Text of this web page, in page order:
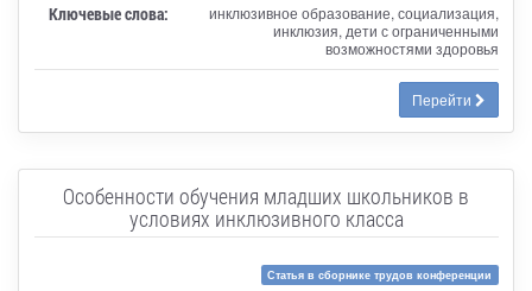
Ключевые слова:
инклюзивное образование, социализация,
инклюзия, дети с ограниченными
возможностями здоровья
Перейти
Особенности обучения младших школьников в
условиях инклюзивного класса
Статья в сборнике трудов конференции